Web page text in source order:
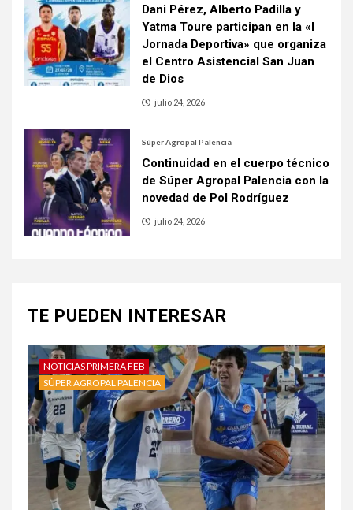
Dani Pérez, Alberto Padilla y
Yatma Toure participan en la «I
Jornada Deportiva» que organiza
el Centro Asistencial San Juan
de Dios
julio 24, 2026
Súper Agropal Palencia
Continuidad en el cuerpo técnico
de Súper Agropal Palencia con la
novedad de Pol Rodríguez
julio 24, 2026
TE PUEDEN INTERESAR
NOTICIAS PRIMERA FEB
SÚPER AGROPAL PALENCIA